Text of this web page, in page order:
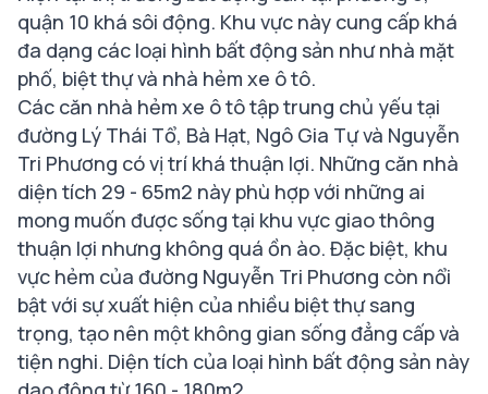
quận 10 khá sôi động. Khu vực này cung cấp khá
đa dạng các loại hình bất động sản như nhà mặt
phố, biệt thự và nhà hẻm xe ô tô.
Các căn nhà hẻm xe ô tô tập trung chủ yếu tại
đường Lý Thái Tổ, Bà Hạt, Ngô Gia Tự và Nguyễn
Tri Phương có vị trí khá thuận lợi. Những căn nhà
diện tích 29 - 65m2 này phù hợp với những ai
mong muốn được sống tại khu vực giao thông
thuận lợi nhưng không quá ồn ào. Đặc biệt, khu
vực hẻm của đường Nguyễn Tri Phương còn nổi
bật với sự xuất hiện của nhiều biệt thự sang
trọng, tạo nên một không gian sống đẳng cấp và
tiện nghi. Diện tích của loại hình bất động sản này